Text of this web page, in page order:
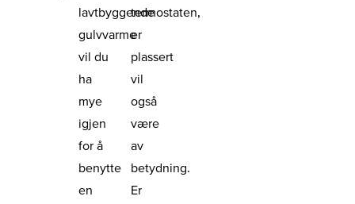
lavtbyggende
gulvvarme
vil du
ha
mye
igjen
for å
benytte
en
termostaten,
er
plassert
vil
også
være
av
betydning.
Er